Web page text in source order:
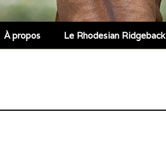
À propos Le Rhodesian Ridgeback